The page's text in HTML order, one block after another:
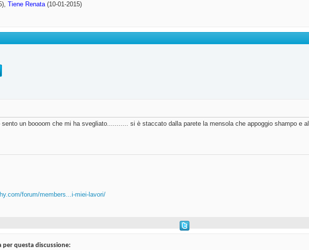
Tiene Renata(10-01-2015)
un boooom che mi ha svegliato........... si è staccato dalla parete la mensola che appoggio shampo e
forum/members...i-miei-lavori/
questa discussione: